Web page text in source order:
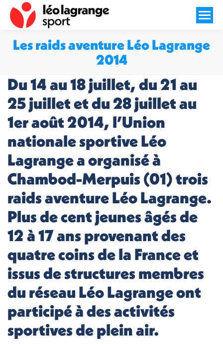
Les raids aventure Léo Lagrange
2014
Du 14 au 18 juillet, du 21 au
25 juillet et du 28 juillet au
1er août 2014, l’Union
nationale sportive Léo
Lagrange a organisé à
Chambod-Merpuis (01) trois
raids aventure Léo Lagrange.
Plus de cent jeunes âgés de
12 à 17 ans provenant des
quatre coins de la France et
issus de structures membres
du réseau Léo Lagrange ont
participé à des activités
sportives de plein air.